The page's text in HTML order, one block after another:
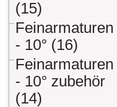
(15)
Feinarmaturen
- 10° (16)
Feinarmaturen
- 10° zubehör
(14)